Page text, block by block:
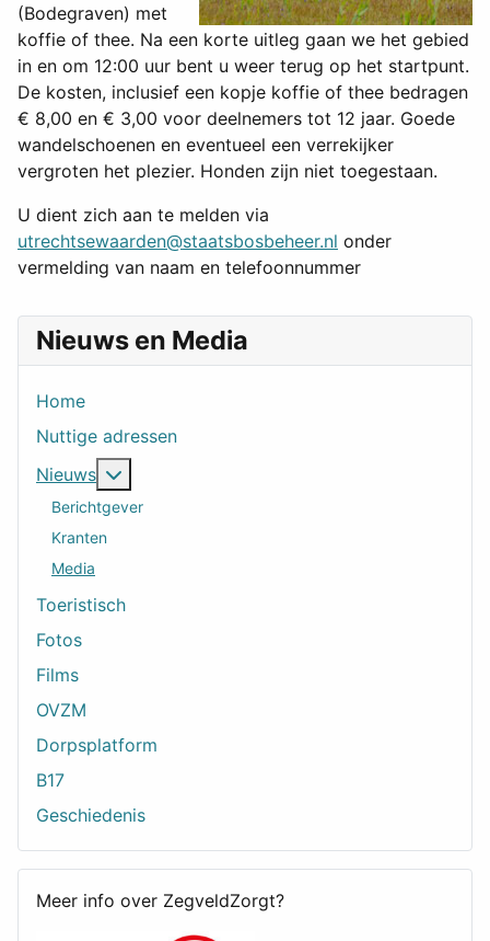
Nieuws en Media
Home
Nuttige adressen
Nieuws
Berichtgever
Kranten
Media
Toeristisch
Fotos
Films
OVZM
Dorpsplatform
B17
Geschiedenis
Meer info over ZegveldZorgt?
(Bodegraven) met
koffie of thee. Na een korte uitleg gaan we het gebied
in en om 12:00 uur bent u weer terug op het startpunt.
De kosten, inclusief een kopje koffie of thee bedragen
€ 8,00 en € 3,00 voor deelnemers tot 12 jaar. Goede
wandelschoenen en eventueel een verrekijker
vergroten het plezier. Honden zijn niet toegestaan.
U dient zich aan te melden via
utrechtsewaarden@staatsbosbeheer.nl onder
vermelding van naam en telefoonnummer